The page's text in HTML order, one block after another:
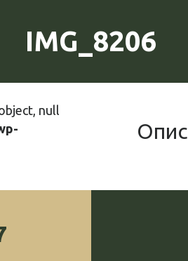
IMG_8206
Опис
null